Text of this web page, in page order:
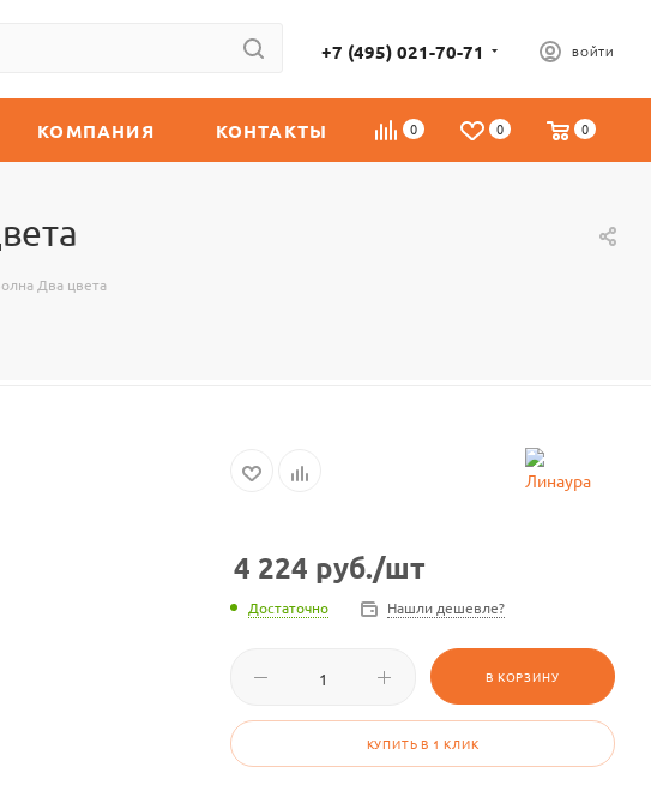
+7 (495) 021-70-71 ВОЙТИ
0 0 0
КОМПАНИЯ КОНТАКТЫ
Два цвета
4 224 руб./шт
Достаточно Нашли дешевле?
В КОРЗИНУ
КУПИТЬ В 1 КЛИК